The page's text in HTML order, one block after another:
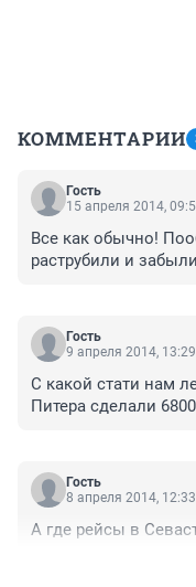
КОММЕНТАРИИ
Гость
15 апреля 2014,
Все как обычно!
раструбили и
Гость
9 апреля 2014, 13:29
С какой стати нам
Питера сделали
Гость
8 апреля 2014, 12:33
А где рейсы в